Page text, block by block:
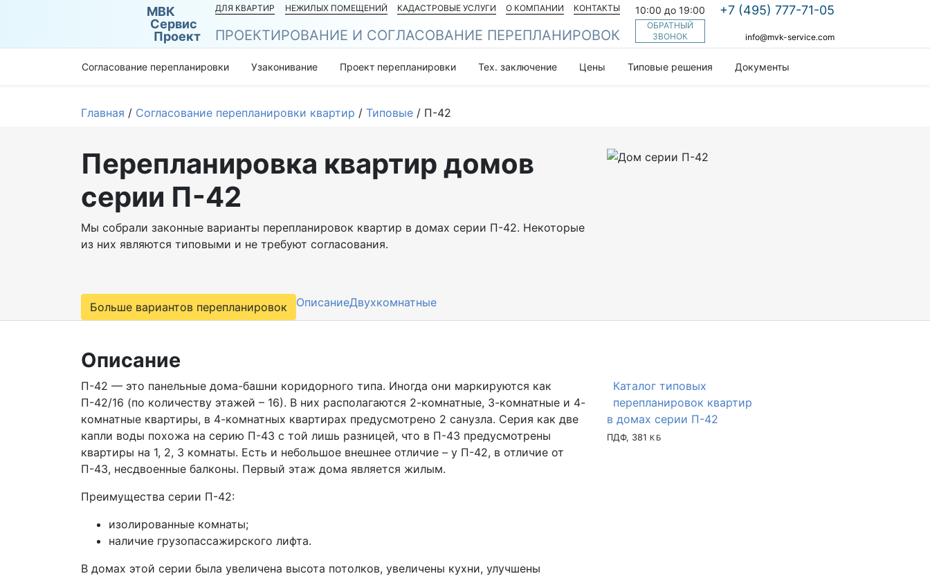
МВК
Сервис
Проект
ДЛЯ КВАРТИР НЕЖИЛЫХ ПОМЕЩЕНИЙ КАДАСТРОВЫЕ УСЛУГИ О КОМПАНИИ КОНТАКТЫ
ПРОЕКТИРОВАНИЕ И СОГЛАСОВАНИЕ ПЕРЕПЛАНИРОВОК
10:00 до 19:00
ОБРАТНЫЙ
ЗВОНОК
+7 (495) 777-71-05
info@mvk-service.com
Согласование перепланировки Узаконивание Проект перепланировки Тех. заключение Цены Типовые решения Документы
Главная / Согласование перепланировки квартир / Типовые / П-42
Перепланировка квартир домов
серии П-42
Мы собрали законные варианты перепланировок квартир в домах серии П-42. Некоторые
из них являются типовыми и не требуют согласования.
Больше вариантов перепланировок ОписаниеДвухкомнатные
Описание
П-42 — это панельные дома-башни коридорного типа. Иногда они маркируются как
П-42/16 (по количеству этажей – 16). В них располагаются 2-комнатные, 3-комнатные и 4-
комнатные квартиры, в 4-комнатных квартирах предусмотрено 2 санузла. Серия как две
капли воды похожа на серию П-43 с той лишь разницей, что в П-43 предусмотрены
квартиры на 1, 2, 3 комнаты. Есть и небольшое внешнее отличие – у П-42, в отличие от
П-43, несдвоенные балконы. Первый этаж дома является жилым.
Преимущества серии П-42:
изолированные комнаты;
наличие грузопассажирского лифта.
В домах этой серии была увеличена высота потолков, увеличены кухни, улучшены
Каталог типовых
перепланировок квартир
в домах серии П-42
ПДФ, 381 КБ